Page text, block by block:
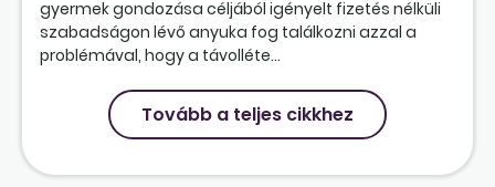
gyermek gondozása céljából igényelt fizetés nélküli
szabadságon lévő anyuka fog találkozni azzal a
problémával, hogy a távolléte...
Tovább a teljes cikkhez